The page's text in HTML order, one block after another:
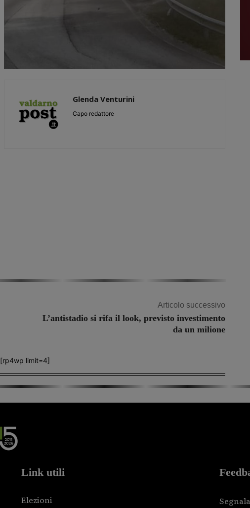
Glenda Venturini
Capo redattore
Articolo successivo
L’antistadio si rifa il look, previsto investimento
da un milione
[rp4wp limit=4]
Link utili
Elezioni